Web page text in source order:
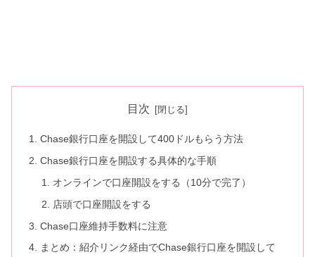
目次
Chase銀行口座を開設して400ドルもらう方法
Chase銀行口座を開設する具体的な手順
オンラインで口座開設をする（10分で完了）
店頭で口座開設をする
Chase口座維持手数料に注意
まとめ：紹介リンク経由でChase銀行口座を開設して